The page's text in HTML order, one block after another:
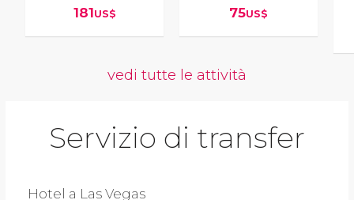
181US$ 75US$
vedi tutte le attività
Servizio di transfer
Hotel a Las Vegas